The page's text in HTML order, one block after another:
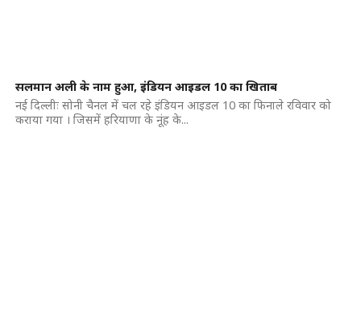
सलमान अली के नाम हुआ, इंडियन आइडल 10 का खिताब
नई दिल्लीः सोनी चैनल में चल रहे इंडियन आइडल 10 का फिनाले रविवार को
कराया गया । जिसमें हरियाणा के नूंह के...